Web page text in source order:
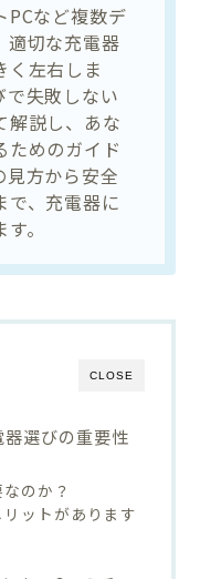
PCなど複数デ
適切な充電器
く左右しま
で失敗しない
解説し、あな
ためのガイド
見方から安全
で、充電器に
。
CLOSE
選びの重要性
のか？
ットがあります